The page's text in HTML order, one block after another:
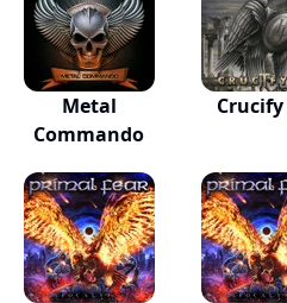
Metal
Commando